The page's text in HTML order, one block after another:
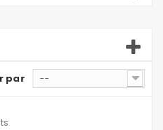
par --